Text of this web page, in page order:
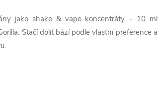
jako shake & vape koncentráty – 10 ml
Stačí dolít bází podle vlastní preference a